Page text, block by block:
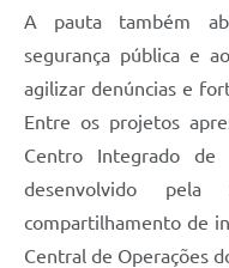
A pauta também
segurança pública e
agilizar denúncias e
Entre os projetos
Centro Integrado de
desenvolvido
compartilhamento de
Central de Operações